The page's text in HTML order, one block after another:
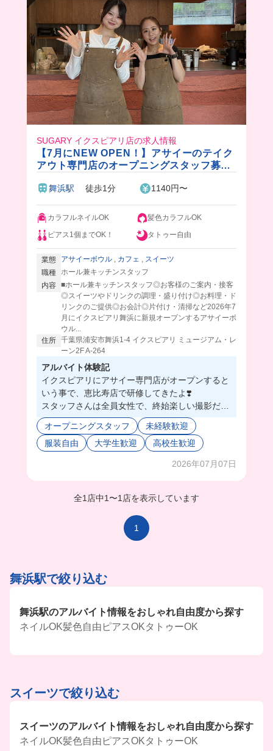
SUGARY イクスピアリ店の求人情報
【7月にNEW OPEN！】アサイーのテイク
アウト専門店のオープニングスタッフ募集
す♪舞浜駅 徒歩1分 1140円〜
カラフルネイルOK
髪色カラフルOK
ピアス1個までOK！
タトゥー自由
業態 アサイーボウル , カフェ , スイーツ
職種 ホール兼キッチンスタッフ
内容 ■ホール兼キッチンスタッフ◎お客様のご案内・接客
◎スイーツやドリンクの調理・盛り付け◎お料理・ド
リンクのご提供◎お会計◎片付け・清掃など2026年7
月にイクスピアリ舞浜に新規オープンするアサイーボ
ウル...
住所 千葉県浦安市舞浜1-4 イクスピアリ ミュージアム・レ
ーン2F A-264
アルバイト体験記
イクスピアリにアサイー専門店がオープンすると
いう事で、恵比寿店で研修してきたよ❣️
スタッフさんは全員女性で、終始楽しい撮影だっ
た💗
どの店舗もスタッフさん同士の仲が良いみたいだ
から、イクスピアリ店も素敵な人たちでいっぱい
オープニングスタッフ
未経験歓迎
服装自由
大学生歓迎 高校生歓迎
2026年07月07日
全1店中1 〜1店を表示しています
1
舞浜駅で絞り込む
舞浜駅のアルバイト情報をおしゃれ自由度から探す
ネイルOK髪色自由 ピアスOKタトゥーOK
スイーツで絞り込む
スイーツのアルバイト情報をおしゃれ自由度から探す
ネイルOK髪色自由 ピアスOKタトゥーOK